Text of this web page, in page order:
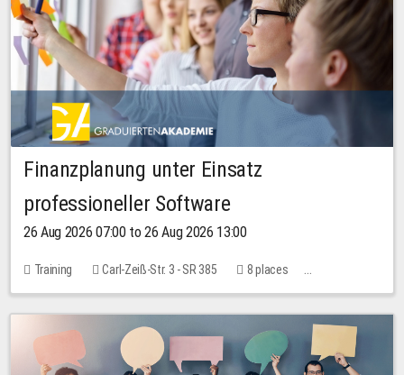
Finanzplanung unter Einsatz
professioneller Software
26 Aug 2026 07:00 to 26 Aug 2026 13:00
Training Carl-Zeiß-Str. 3 - SR 385
8 places
20.00 EUR